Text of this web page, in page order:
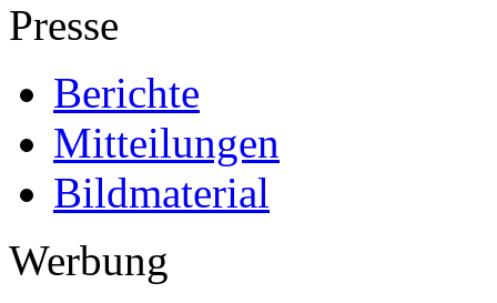
Presse
Berichte
Mitteilungen
Bildmaterial
Werbung